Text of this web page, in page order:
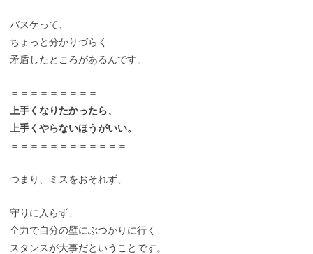
バスケって、
ちょっと分かりづらく
矛盾したところがあるんです。
＝＝＝＝＝＝＝＝＝
上手くなりたかったら、
上手くやらないほうがいい。
＝＝＝＝＝＝＝＝＝＝＝＝
つまり、ミスをおそれず、
守りに入らず、
全力で自分の壁にぶつかりに行く
スタンスが大事だということです。